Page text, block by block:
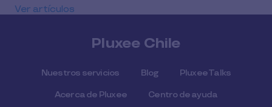
Ver artículos
Pluxee Chile
Nuestros servicios Blog Pluxee Talks
Acerca de Pluxee Centro de ayuda